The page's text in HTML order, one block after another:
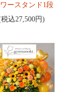
ースタンド1段
込27,500円)